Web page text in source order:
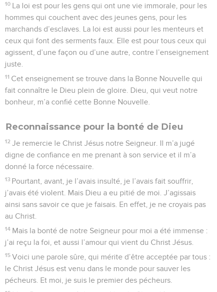
10 La loi est pour les gens qui ont une vie immorale, pour les
hommes qui couchent avec des jeunes gens, pour les
marchands d’esclaves. La loi est aussi pour les menteurs et
ceux qui font des serments faux. Elle est pour tous ceux qui
agissent, d’une façon ou d’une autre, contre l’enseignement
juste.
11 Cet enseignement se trouve dans la Bonne Nouvelle qui
fait connaître le Dieu plein de gloire. Dieu, qui veut notre
bonheur, m’a confié cette Bonne Nouvelle.
Reconnaissance pour la bonté de Dieu
12 Je remercie le Christ Jésus notre Seigneur. Il m’a jugé
digne de confiance en me prenant à son service et il m’a
donné la force nécessaire.
13 Pourtant, avant, je l’avais insulté, je l’avais fait souffrir,
j’avais été violent. Mais Dieu a eu pitié de moi. J’agissais
ainsi sans savoir ce que je faisais. En effet, je ne croyais pas
au Christ.
14 Mais la bonté de notre Seigneur pour moi a été immense :
j’ai reçu la foi, et aussi l’amour qui vient du Christ Jésus.
15 Voici une parole sûre, qui mérite d’être acceptée par tous :
le Christ Jésus est venu dans le monde pour sauver les
pécheurs. Et moi, je suis le premier des pécheurs.